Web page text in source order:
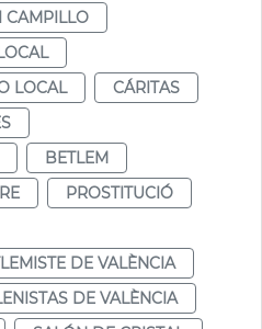
CAMPILLO
LOCAL
CÁRITAS
BETLEM
PROSTITUCIÓ
DE VALÈNCIA
DE VALÈNCIA